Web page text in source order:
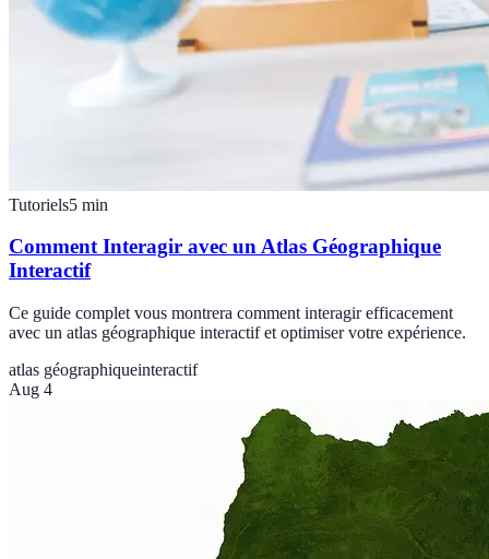
Tutoriels5 min
Comment Interagir avec un Atlas Géographique
Interactif
Ce guide complet vous montrera comment interagir efficacement
avec un atlas géographique interactif et optimiser votre expérience.
atlas géographiqueinteractif
Aug 4